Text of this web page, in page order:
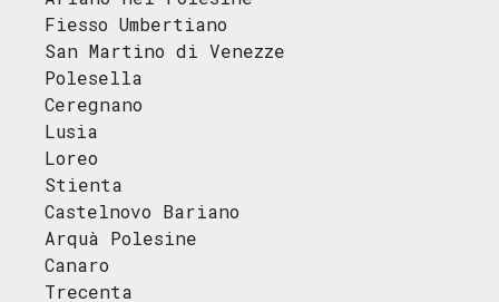
Fiesso Umbertiano
San Martino di Venezze
Polesella
Ceregnano
Lusia
Loreo
Stienta
Castelnovo Bariano
Arquà Polesine
Canaro
Trecenta